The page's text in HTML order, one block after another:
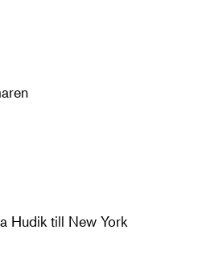
Hudik till New York